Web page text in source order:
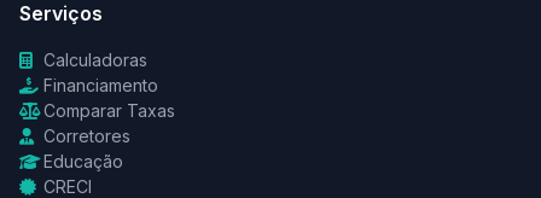
Serviços
Calculadoras
Financiamento
Comparar Taxas
Corretores
Educação
CRECI